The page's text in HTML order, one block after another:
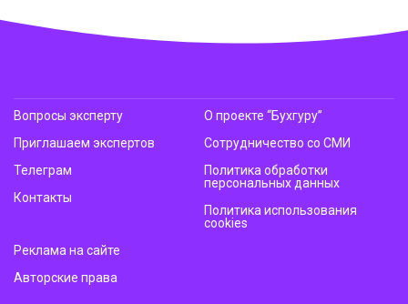
Вопросы эксперту
Приглашаем экспертов
Телеграм
Контакты
О проекте “Бухгуру”
Сотрудничество со СМИ
Политика обработки
персональных данных
Политика использования
cookies
Реклама на сайте
Авторские права